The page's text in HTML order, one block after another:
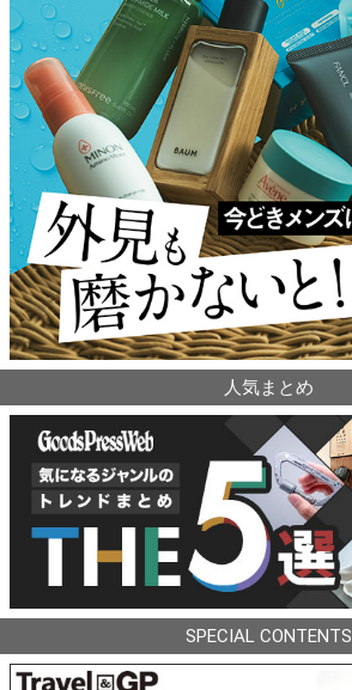
人気まとめ
SPECIAL CONTENTS